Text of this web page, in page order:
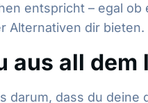
entspricht – egal
Alternativen dir bieten.
aus all dem
darum, dass du